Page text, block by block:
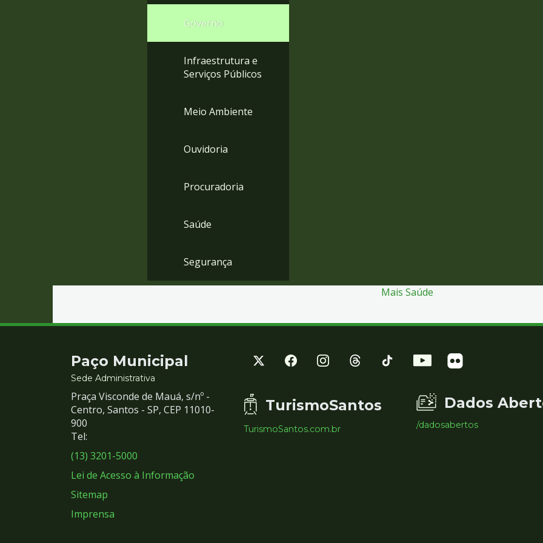
Governo
Infraestrutura e
Serviços Públicos
Meio Ambiente
Ouvidoria
Procuradoria
Saúde
Segurança
Mais Saúde
Contato
e
Redes
Sociais
Paço Municipal
Sede Administrativa
Praça Visconde de Mauá, s/nº -
Centro, Santos - SP, CEP 11010-
900
Tel:
(13) 3201-5000
Lei de Acesso à Informação
Sitemap
Imprensa
TurismoSantos
TurismoSantos.com.br
Dados
/dadosabertos